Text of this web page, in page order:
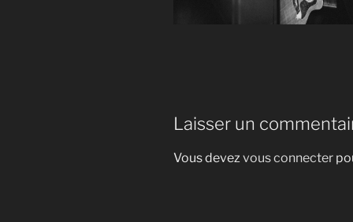
Laisser un
Vous devez vous connecter